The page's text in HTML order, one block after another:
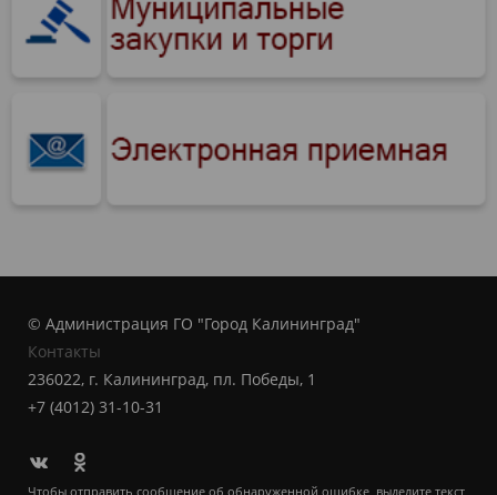
© Администрация ГО "Город Калининград"
Контакты
236022, г. Калининград, пл. Победы, 1
+7 (4012) 31-10-31
Чтобы отправить сообщение об обнаруженной ошибке, выделите текст